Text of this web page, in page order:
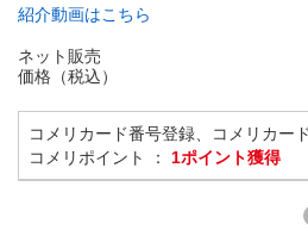
紹介動画はこちら
ネット販売
価格（税込）
コメリカード番号登録、コメリカー
コメリポイント ： 1ポイント獲得